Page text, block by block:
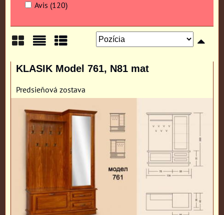
Avis (120)
Mriežka
KLASIK Model 761, N81 mat
Predsieňová zostava